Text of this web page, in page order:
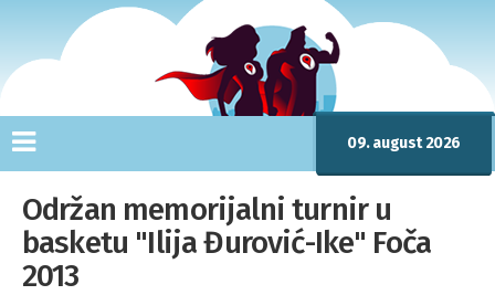
09. august 2026
Održan memorijalni turnir u
basketu "Ilija Đurović-Ike" Foča
2013